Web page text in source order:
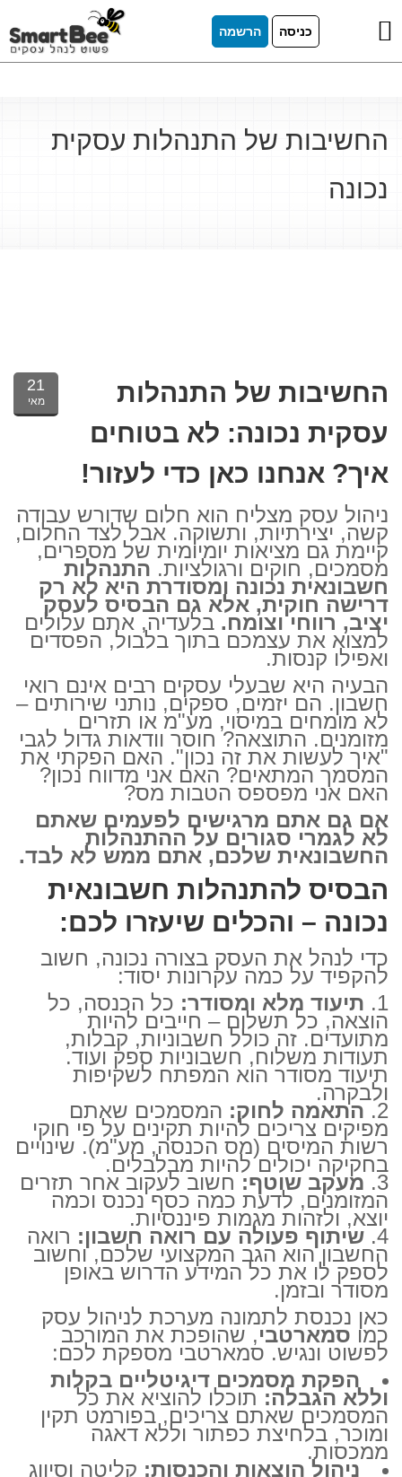
כניסה הרשמה
החשיבות של התנהלות עסקית
נכונה
21
מאי
החשיבות של התנהלות
עסקית נכונה: לא בטוחים
איך? אנחנו כאן כדי לעזור!
ניהול עסק מצליח הוא חלום שדורש עבודה
קשה, יצירתיות, ותשוקה. אבל לצד החלום,
קיימת גם מציאות יומיומית של מספרים,
מסמכים, חוקים ורגולציות. התנהלות
חשבונאית נכונה ומסודרת היא לא רק
דרישה חוקית, אלא גם הבסיס לעסק
יציב, רווחי וצומח. בלעדיה, אתם עלולים
למצוא את עצמכם בתוך בלבול, הפסדים
ואפילו קנסות.
הבעיה היא שבעלי עסקים רבים אינם רואי
חשבון. הם יזמים, ספקים, נותני שירותים –
לא מומחים במיסוי, מע"מ או תזרים
מזומנים. התוצאה? חוסר וודאות גדול לגבי
"איך לעשות את זה נכון". האם הפקתי את
המסמך המתאים? האם אני מדווח נכון?
האם אני מפספס הטבות מס?
אם גם אתם מרגישים לפעמים שאתם
לא לגמרי סגורים על ההתנהלות
החשבונאית שלכם, אתם ממש לא לבד.
הבסיס להתנהלות חשבונאית
נכונה – והכלים שיעזרו לכם:
כדי לנהל את העסק בצורה נכונה, חשוב
להקפיד על כמה עקרונות יסוד:
תיעוד מלא ומסודר: כל הכנסה, כל
הוצאה, כל תשלום – חייבים להיות
מתועדים. זה כולל חשבוניות, קבלות,
תעודות משלוח, חשבוניות ספק ועוד.
תיעוד מסודר הוא המפתח לשקיפות
ולבקרה.
התאמה לחוק: המסמכים שאתם
מפיקים צריכים להיות תקינים על פי חוקי
רשות המיסים (מס הכנסה, מע"מ). שינויים
בחקיקה יכולים להיות מבלבלים.
מעקב שוטף: חשוב לעקוב אחר תזרים
המזומנים, לדעת כמה כסף נכנס וכמה
יוצא, ולזהות מגמות פיננסיות.
שיתוף פעולה עם רואה חשבון: רואה
החשבון הוא הגב המקצועי שלכם, וחשוב
לספק לו את כל המידע הדרוש באופן
מסודר ובזמן.
כאן נכנסת לתמונה מערכת לניהול עסק
כמו סמארטבי, שהופכת את המורכב
לפשוט ונגיש. סמארטבי מספקת לכם:
הפקת מסמכים דיגיטליים בקלות
וללא הגבלה: תוכלו להוציא את כל
המסמכים שאתם צריכים, בפורמט תקין
ומוכר, בלחיצת כפתור וללא דאגה
ממכסות.
ניהול הוצאות והכנסות: קליטה וסיווג